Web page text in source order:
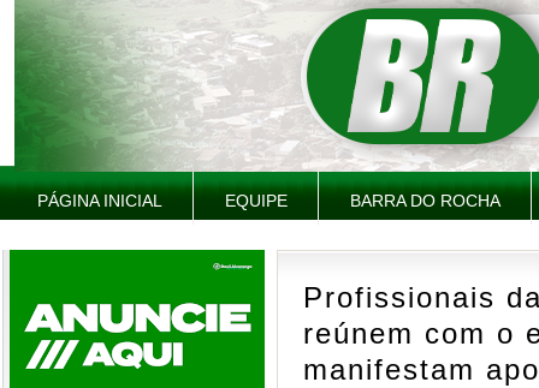
PÁGINA INICIAL EQUIPE BARRA DO ROCHA
Profissionais
reúnem com o
manifestam